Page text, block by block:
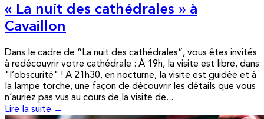
« La nuit des cathédrales » à
Cavaillon
Dans le cadre de “La nuit des cathédrales”, vous êtes invités
à redécouvrir votre cathédrale : À 19h, la visite est libre, dans
"l’obscurité" ! A 21h30, en nocturne, la visite est guidée et à
la lampe torche, une façon de découvrir les détails que vous
n’auriez pas vus au cours de la visite de...
Lire la suite →